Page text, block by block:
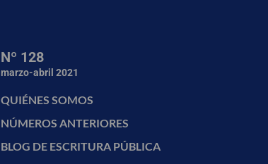
Nº 128
marzo-abril 2021
QUIÉNES SOMOS
NÚMEROS ANTERIORES
BLOG DE ESCRITURA PÚBLICA